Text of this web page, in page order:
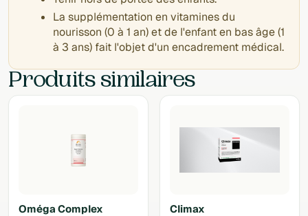
La supplémentation en vitamines du
nourisson (0 à 1 an) et de l'enfant en bas âge (1
à 3 ans) fait l'objet d'un encadrement médical.
Produits similaires
Oméga Complex Climax